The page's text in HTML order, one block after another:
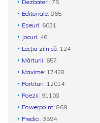
Dezbateri: 75
Editoriale: 865
Eseuri: 6031
Jocuri: 46
Lecția zilnică: 124
Mărturii: 657
Maxime: 17428
Partituri: 12014
Poezii: 91108
Powerpoint: 869
Predici: 3594